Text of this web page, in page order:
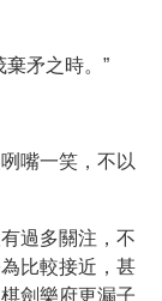
矛之時。”
嘴一笑，不以
過多關注，不
比較接近，甚
劍樂府更漏子